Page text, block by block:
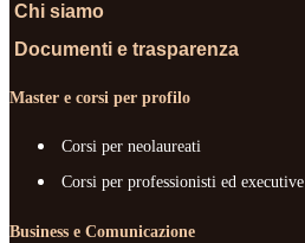
Chi siamo
Documenti e trasparenza
Master e corsi per profilo
Corsi per neolaureati
Corsi per professionisti ed executive
Business e Comunicazione